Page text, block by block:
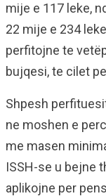
mije e 117 leke,
22 mije e 234
perfitojne te
bujqesi, te cilet
Shpesh
ne moshen e
me masen
ISSH-se u bejne
aplikojne per